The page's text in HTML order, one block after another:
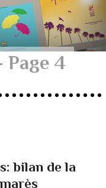
Page 4
bilan de la